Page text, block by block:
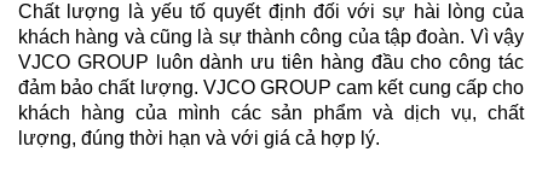
Chất lượng là yếu tố quyết định đối với sự hài lòng của
khách hàng và cũng là sự thành công của tập đoàn. Vì vậy
VJCO GROUP luôn dành ưu tiên hàng đầu cho công tác
đảm bảo chất lượng. VJCO GROUP cam kết cung cấp cho
khách hàng của mình các sản phẩm và dịch vụ, chất
lượng, đúng thời hạn và với giá cả hợp lý.